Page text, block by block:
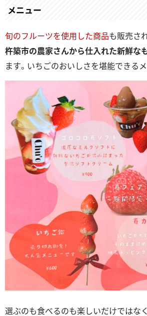
メニュー
旬のフルーツを使用した商品も販売さ
杵築市の農家さんから仕入れた新鮮な
ます。いちごのおいしさを堪能できる
選ぶのも食べるのも楽しいだけではな